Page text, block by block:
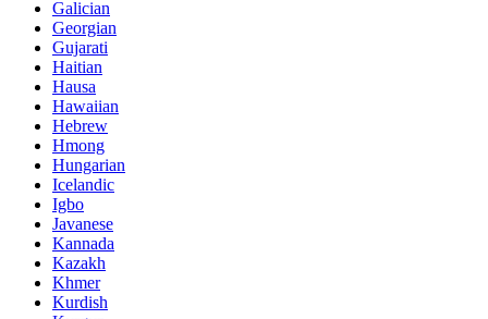
Galician
Georgian
Gujarati
Haitian
Hausa
Hawaiian
Hebrew
Hmong
Hungarian
Icelandic
Igbo
Javanese
Kannada
Kazakh
Khmer
Kurdish